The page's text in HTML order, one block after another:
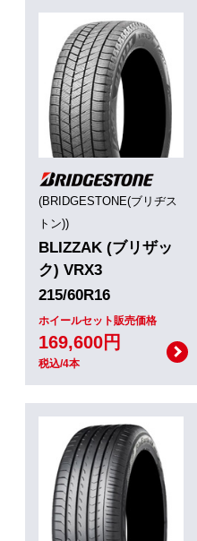
(BRIDGESTONE(ブリヂス
トン))
BLIZZAK (ブリザッ
ク) VRX3
215/60R16
ホイールセット販売価格
169,600円
税込/4本